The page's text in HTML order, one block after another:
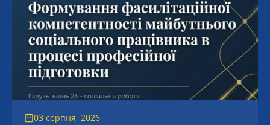
03 серпня, 2026